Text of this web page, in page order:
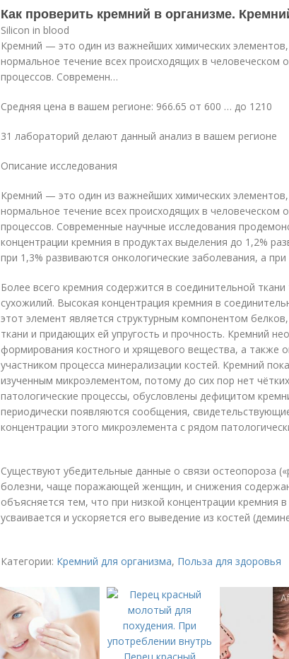
Как проверить кремний в организме.
Silicon in blood
Кремний — это один из важнейших химических
нормальное течение всех происходящих в человеческом
процессов. Современн…
Средняя цена в вашем регионе: 966.65 от 600 … до 1210
31 лабораторий делают данный анализ в вашем регионе
Описание исследования
Кремний — это один из важнейших химических
нормальное течение всех происходящих в человеческом
процессов. Современные научные исследования
концентрации кремния в продуктах выделения до 1,2%
при 1,3% развиваются онкологические заболевания, а
Более всего кремния содержится в соединительной
сухожилий. Высокая концентрация кремния в
этот элемент является структурным компонентом
ткани и придающих ей упругость и прочность. Кремний
формирования костного и хрящевого вещества, а также
участником процесса минерализации костей. Кремний
изученным микроэлементом, потому до сих пор нет
патологические процессы, обусловлены дефицитом
периодически появляются сообщения,
концентрации этого микроэлемента с рядом
Существуют убедительные данные о связи остеопороза
болезни, чаще поражающей женщин, и снижения
объясняется тем, что при низкой концентрации кремния
усваивается и ускоряется его выведение из костей
Категории: Кремний для организма, Польза для здоровья